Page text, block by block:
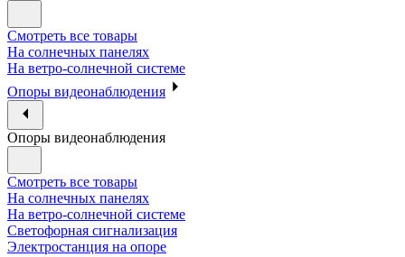
Смотреть все товары
На солнечных панелях
На ветро-солнечной системе
Опоры видеонаблюдения
Опоры видеонаблюдения
Смотреть все товары
На солнечных панелях
На ветро-солнечной системе
Светофорная сигнализация
Электростанция на опоре